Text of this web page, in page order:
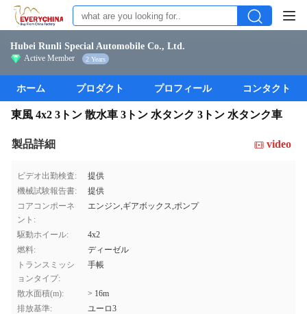
Hubei Runli Special Automobile Co., Ltd.
Active Member 2 Years
ホーム プロダクト プロフィール コンタクト
東風 4x2 3トン 散水車 3トン 水タンク 3トン 水タンク車
製品詳細 video
ビデオ出勤検査:
提供
機械試験報告書:
提供
コアコンポーネ
ント:
エンジン,ギアボックス,ポンプ
駆動ホイール:
4x2
燃料:
ディーゼル
トランスミッシ
ョンタイプ:
手帳
散水面積(m):
> 16m
排放基準:
ユーロ3